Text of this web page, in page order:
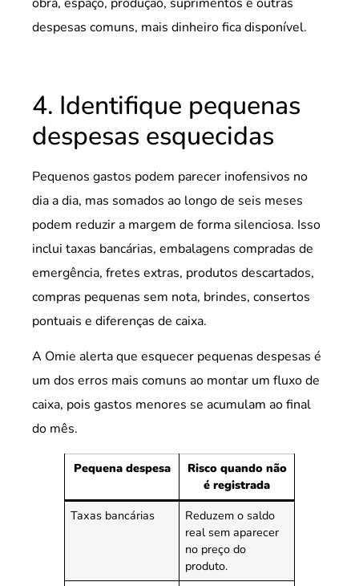
despesas comuns, mais dinheiro fica disponível.
4. Identifique pequenas
despesas esquecidas
Pequenos gastos podem parecer inofensivos no
dia a dia, mas somados ao longo de seis meses
podem reduzir a margem de forma silenciosa. Isso
inclui taxas bancárias, embalagens compradas de
emergência, fretes extras, produtos descartados,
compras pequenas sem nota, brindes, consertos
pontuais e diferenças de caixa.
A Omie alerta que esquecer pequenas despesas é
um dos erros mais comuns ao montar um fluxo de
caixa, pois gastos menores se acumulam ao final
do mês.
Pequena despesa
Risco quando não
é registrada
Taxas bancárias
Reduzem o saldo
real sem aparecer
no preço do
produto.